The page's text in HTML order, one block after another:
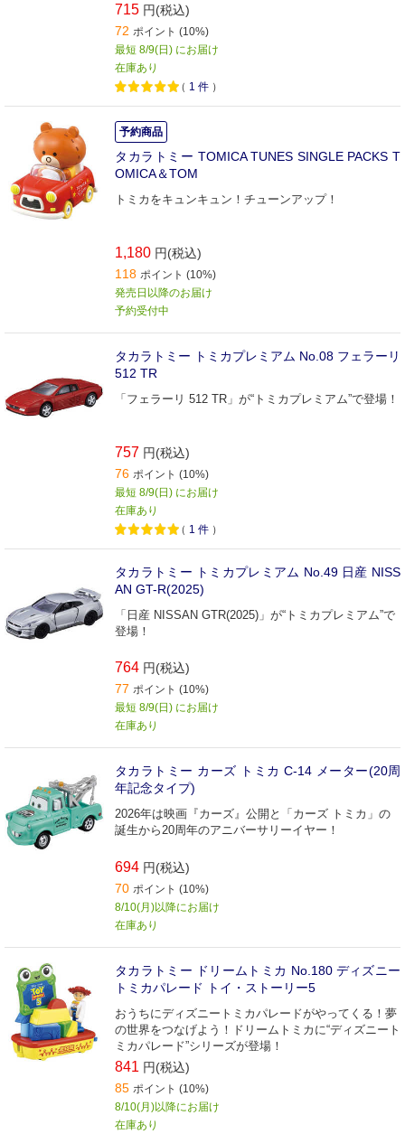
715 円(税込)
72 ポイント (10%)
最短 8/9(日) にお届け
在庫あり
（ 1 件 ）
予約商品
タカラトミー TOMICA TUNES SINGLE PACKS T
OMICA＆TOM
トミカをキュンキュン！チューンアップ！
1,180 円(税込)
118 ポイント (10%)
発売日以降のお届け
予約受付中
タカラトミー トミカプレミアム No.08 フェラーリ
512 TR
「フェラーリ 512 TR」が“トミカプレミアム”で登場！
757 円(税込)
76 ポイント (10%)
最短 8/9(日) にお届け
在庫あり
（ 1 件 ）
タカラトミー トミカプレミアム No.49 日産 NISS
AN GT-R(2025)
「日産 NISSAN GTR(2025)」が“トミカプレミアム”で
登場！
764 円(税込)
77 ポイント (10%)
最短 8/9(日) にお届け
在庫あり
タカラトミー カーズ トミカ C-14 メーター(20周
年記念タイプ)
2026年は映画『カーズ』公開と「カーズ トミカ」の
誕生から20周年のアニバーサリーイヤー！
694 円(税込)
70 ポイント (10%)
8/10(月)以降にお届け
在庫あり
タカラトミー ドリームトミカ No.180 ディズニー
トミカパレード トイ・ストーリー5
おうちにディズニートミカパレードがやってくる！夢
の世界をつなげよう！ドリームトミカに“ディズニート
ミカパレード”シリーズが登場！
841 円(税込)
85 ポイント (10%)
8/10(月)以降にお届け
在庫あり